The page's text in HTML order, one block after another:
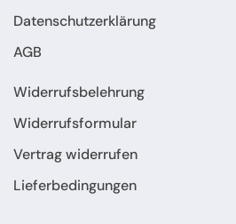
Datenschutzerklärung
AGB
Widerrufsbelehrung
Widerrufsformular
Vertrag widerrufen
Lieferbedingungen